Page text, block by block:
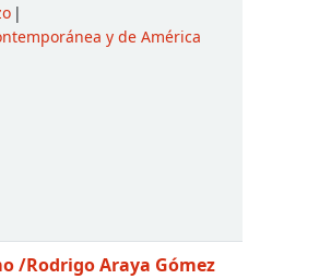
y de América
/Rodrigo Araya Gómez